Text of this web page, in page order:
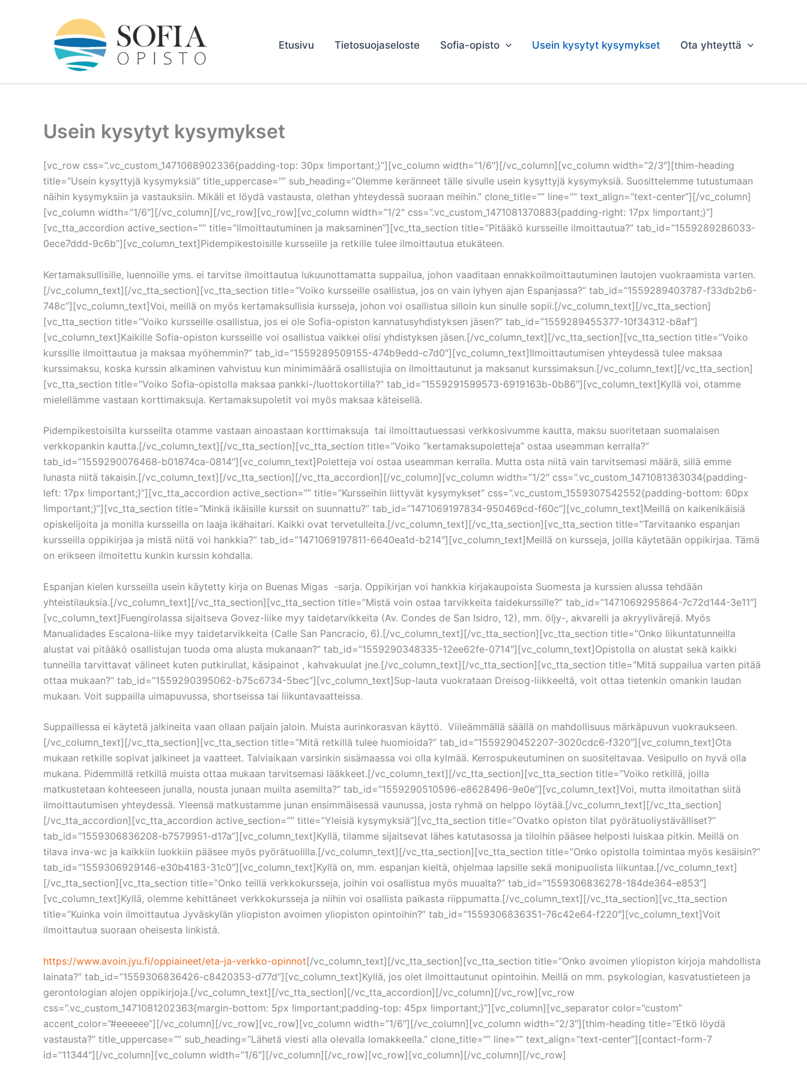
Etusivu
Tietosuojaseloste Sofia-opisto Usein kysytyt kysymykset Ota yhteyttä
Usein kysytyt kysymykset
[vc_row css=”.vc_custom_1471068902336{padding-top: 30px !important;}”][vc_column width=”1/6″][/vc_column][vc_column width=”2/3″][thim-heading
title=”Usein kysyttyjä kysymyksiä” title_uppercase=”” sub_heading=”Olemme keränneet tälle sivulle usein kysyttyjä kysymyksiä. Suosittelemme tutustumaan
näihin kysymyksiin ja vastauksiin. Mikäli et löydä vastausta, olethan yhteydessä suoraan meihin.” clone_title=”” line=”” text_align=”text-center”][/vc_column]
[vc_column width=”1/6″][/vc_column][/vc_row][vc_row][vc_column width=”1/2″ css=”.vc_custom_1471081370883{padding-right: 17px !important;}”]
[vc_tta_accordion active_section=”” title=”Ilmoittautuminen ja maksaminen”][vc_tta_section title=”Pitääkö kursseille ilmoittautua?” tab_id=”1559289286033-
0ece7ddd-9c6b”][vc_column_text]Pidempikestoisille kursseille ja retkille tulee ilmoittautua etukäteen.
Kertamaksullisille, luennoille yms. ei tarvitse ilmoittautua lukuunottamatta suppailua, johon vaaditaan ennakkoilmoittautuminen lautojen vuokraamista varten.
[/vc_column_text][/vc_tta_section][vc_tta_section title=”Voiko kursseille osallistua, jos on vain lyhyen ajan Espanjassa?” tab_id=”1559289403787-f33db2b6-
748c”][vc_column_text]Voi, meillä on myös kertamaksullisia kursseja, johon voi osallistua silloin kun sinulle sopii.[/vc_column_text][/vc_tta_section]
[vc_tta_section title=”Voiko kursseille osallistua, jos ei ole Sofia-opiston kannatusyhdistyksen jäsen?” tab_id=”1559289455377-10f34312-b8af”]
[vc_column_text]Kaikille Sofia-opiston kursseille voi osallistua vaikkei olisi yhdistyksen jäsen.[/vc_column_text][/vc_tta_section][vc_tta_section title=”Voiko
kurssille ilmoittautua ja maksaa myöhemmin?” tab_id=”1559289509155-474b9edd-c7d0″][vc_column_text]Ilmoittautumisen yhteydessä tulee maksaa
kurssimaksu, koska kurssin alkaminen vahvistuu kun minimimäärä osallistujia on ilmoittautunut ja maksanut kurssimaksun.[/vc_column_text][/vc_tta_section]
[vc_tta_section title=”Voiko Sofia-opistolla maksaa pankki-/luottokortilla?” tab_id=”1559291599573-6919163b-0b86″][vc_column_text]Kyllä voi, otamme
mielellämme vastaan korttimaksuja. Kertamaksupoletit voi myös maksaa käteisellä.
Pidempikestoisilta kursseilta otamme vastaan ainoastaan korttimaksuja tai ilmoittautuessasi verkkosivumme kautta, maksu suoritetaan suomalaisen
verkkopankin kautta.[/vc_column_text][/vc_tta_section][vc_tta_section title=”Voiko ”kertamaksupoletteja” ostaa useamman kerralla?”
tab_id=”1559290076468-b01874ca-0814″][vc_column_text]Poletteja voi ostaa useamman kerralla. Mutta osta niitä vain tarvitsemasi määrä, sillä emme
lunasta niitä takaisin.[/vc_column_text][/vc_tta_section][/vc_tta_accordion][/vc_column][vc_column width=”1/2″ css=”.vc_custom_1471081383034{padding-
left: 17px !important;}”][vc_tta_accordion active_section=”” title=”Kursseihin liittyvät kysymykset” css=”.vc_custom_1559307542552{padding-bottom: 60px
!important;}”][vc_tta_section title=”Minkä ikäisille kurssit on suunnattu?” tab_id=”1471069197834-950469cd-f60c”][vc_column_text]Meillä on kaikenikäisiä
opiskelijoita ja monilla kursseilla on laaja ikähaitari. Kaikki ovat tervetulleita.[/vc_column_text][/vc_tta_section][vc_tta_section title=”Tarvitaanko espanjan
kursseilla oppikirjaa ja mistä niitä voi hankkia?” tab_id=”1471069197811-6640ea1d-b214″][vc_column_text]Meillä on kursseja, joilla käytetään oppikirjaa. Tämä
on erikseen ilmoitettu kunkin kurssin kohdalla.
Espanjan kielen kursseilla usein käytetty kirja on Buenas Migas -sarja. Oppikirjan voi hankkia kirjakaupoista Suomesta ja kurssien alussa tehdään
yhteistilauksia.[/vc_column_text][/vc_tta_section][vc_tta_section title=”Mistä voin ostaa tarvikkeita taidekurssille?” tab_id=”1471069295864-7c72d144-3e11″]
[vc_column_text]Fuengirolassa sijaitseva Govez-liike myy taidetarvikkeita (Av. Condes de San Isidro, 12), mm. öljy-, akvarelli ja akryylivärejä. Myös
Manualidades Escalona-liike myy taidetarvikkeita (Calle San Pancracio, 6).[/vc_column_text][/vc_tta_section][vc_tta_section title=”Onko liikuntatunneilla
alustat vai pitääkö osallistujan tuoda oma alusta mukanaan?” tab_id=”1559290348335-12ee62fe-0714″][vc_column_text]Opistolla on alustat sekä kaikki
tunneilla tarvittavat välineet kuten putkirullat, käsipainot , kahvakuulat jne.[/vc_column_text][/vc_tta_section][vc_tta_section title=”Mitä suppailua varten pitää
ottaa mukaan?” tab_id=”1559290395062-b75c6734-5bec”][vc_column_text]Sup-lauta vuokrataan Dreisog-liikkeeltä, voit ottaa tietenkin omankin laudan
mukaan. Voit suppailla uimapuvussa, shortseissa tai liikuntavaatteissa.
Suppaillessa ei käytetä jalkineita vaan ollaan paljain jaloin. Muista aurinkorasvan käyttö. Viileämmällä säällä on mahdollisuus märkäpuvun vuokraukseen.
[/vc_column_text][/vc_tta_section][vc_tta_section title=”Mitä retkillä tulee huomioida?” tab_id=”1559290452207-3020cdc6-f320″][vc_column_text]Ota
mukaan retkille sopivat jalkineet ja vaatteet. Talviaikaan varsinkin sisämaassa voi olla kylmää. Kerrospukeutuminen on suositeltavaa. Vesipullo on hyvä olla
mukana. Pidemmillä retkillä muista ottaa mukaan tarvitsemasi lääkkeet.[/vc_column_text][/vc_tta_section][vc_tta_section title=”Voiko retkillä, joilla
matkustetaan kohteeseen junalla, nousta junaan muilta asemilta?” tab_id=”1559290510596-e8628496-9e0e”][vc_column_text]Voi, mutta ilmoitathan siitä
ilmoittautumisen yhteydessä. Yleensä matkustamme junan ensimmäisessä vaunussa, josta ryhmä on helppo löytää.[/vc_column_text][/vc_tta_section]
[/vc_tta_accordion][vc_tta_accordion active_section=”” title=”Yleisiä kysymyksiä”][vc_tta_section title=”Ovatko opiston tilat pyörätuoliystävälliset?”
tab_id=”1559306836208-b7579951-d17a”][vc_column_text]Kyllä, tilamme sijaitsevat lähes katutasossa ja tiloihin pääsee helposti luiskaa pitkin. Meillä on
tilava inva-wc ja kaikkiin luokkiin pääsee myös pyörätuolilla.[/vc_column_text][/vc_tta_section][vc_tta_section title=”Onko opistolla toimintaa myös kesäisin?”
tab_id=”1559306929146-e30b4183-31c0″][vc_column_text]Kyllä on, mm. espanjan kieltä, ohjelmaa lapsille sekä monipuolista liikuntaa.[/vc_column_text]
[/vc_tta_section][vc_tta_section title=”Onko teillä verkkokursseja, joihin voi osallistua myös muualta?” tab_id=”1559306836278-184de364-e853″]
[vc_column_text]Kyllä, olemme kehittäneet verkkokursseja ja niihin voi osallista paikasta riippumatta.[/vc_column_text][/vc_tta_section][vc_tta_section
title=”Kuinka voin ilmoittautua Jyväskylän yliopiston avoimen yliopiston opintoihin?” tab_id=”1559306836351-76c42e64-f220″][vc_column_text]Voit
ilmoittautua suoraan oheisesta linkistä.
https://www.avoin.jyu.fi/oppiaineet/eta-ja-verkko-opinnot[/vc_column_text][/vc_tta_section][vc_tta_section title=”Onko avoimen yliopiston kirjoja mahdollista
lainata?” tab_id=”1559306836426-c8420353-d77d”][vc_column_text]Kyllä, jos olet ilmoittautunut opintoihin. Meillä on mm. psykologian, kasvatustieteen ja
gerontologian alojen oppikirjoja.[/vc_column_text][/vc_tta_section][/vc_tta_accordion][/vc_column][/vc_row][vc_row
css=”.vc_custom_1471081202363{margin-bottom: 5px !important;padding-top: 45px !important;}”][vc_column][vc_separator color=”custom”
accent_color=”#eeeeee”][/vc_column][/vc_row][vc_row][vc_column width=”1/6″][/vc_column][vc_column width=”2/3″][thim-heading title=”Etkö löydä
vastausta?” title_uppercase=”” sub_heading=”Lähetä viesti alla olevalla lomakkeella.” clone_title=”” line=”” text_align=”text-center”][contact-form-7
id=”11344″][/vc_column][vc_column width=”1/6″][/vc_column][/vc_row][vc_row][vc_column][/vc_column][/vc_row]